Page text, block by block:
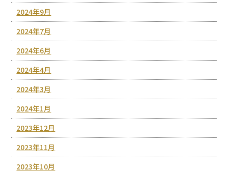
2024年9月
2024年7月
2024年6月
2024年4月
2024年3月
2024年1月
2023年12月
2023年11月
2023年10月